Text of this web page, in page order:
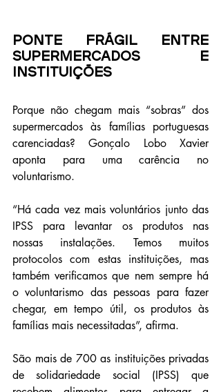
Ponte frágil entre
supermercados e
instituições
Porque não chegam mais “sobras” dos
supermercados às famílias portuguesas
carenciadas? Gonçalo Lobo Xavier
aponta para uma carência no
voluntarismo.
“Há cada vez mais voluntários junto das
IPSS para levantar os produtos nas
nossas instalações. Temos muitos
protocolos com estas instituições, mas
também verificamos que nem sempre há
o voluntarismo das pessoas para fazer
chegar, em tempo útil, os produtos às
famílias mais necessitadas”, afirma.
São mais de 700 as instituições privadas
de solidariedade social (IPSS) que